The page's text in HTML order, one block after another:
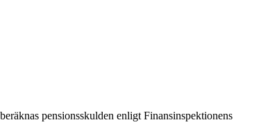
pensionsskulden enligt Finansinspektionens